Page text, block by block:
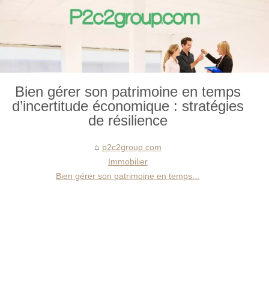
Bien gérer son patrimoine en temps
d’incertitude économique : stratégies
de résilience
p2c2group.com
Immobilier
Bien gérer son patrimoine en temps...